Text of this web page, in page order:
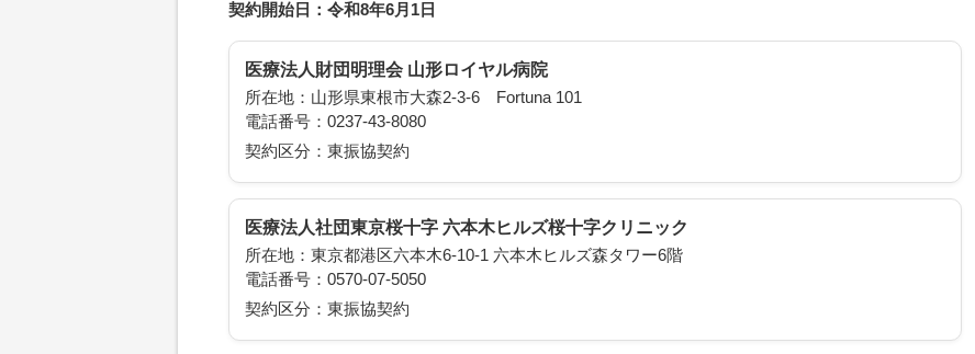
契約開始日：令和8年6月1日
医療法人財団明理会 山形ロイヤル病院
所在地：山形県東根市大森2-3-6 Fortuna 101
電話番号：0237-43-8080
契約区分：東振協契約
医療法人社団東京桜十字 六本木ヒルズ桜十字クリニック
所在地：東京都港区六本木6-10-1 六本木ヒルズ森タワー6階
電話番号：0570-07-5050
契約区分：東振協契約